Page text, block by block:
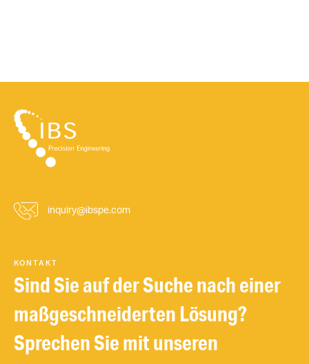
inquiry@ibspe.com
KONTAKT
Sind Sie auf der Suche nach einer
maßgeschneiderten Lösung?
Sprechen Sie mit unseren